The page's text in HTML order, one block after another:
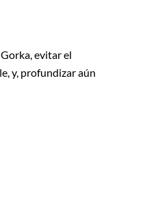
evitar el
y, profundizar aún